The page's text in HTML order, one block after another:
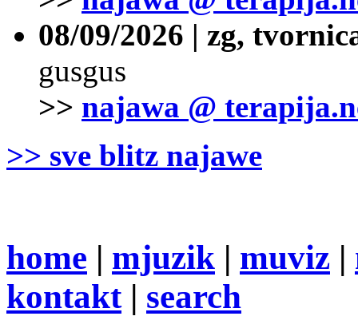
08/09/2026 | zg,
gusgus
>> najawa @
>> sve blitz najawe
home | mjuzik | muviz |
kontakt| search